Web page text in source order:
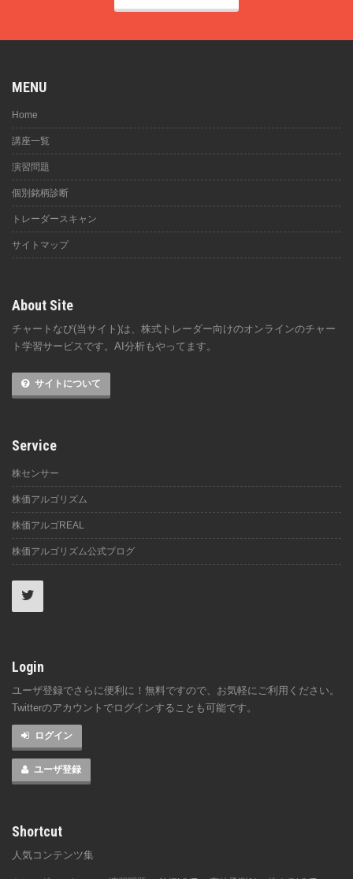
MENU
Home
講座一覧
演習問題
個別銘柄診断
トレーダースキャン
サイトマップ
About Site
チャートなび(当サイト)は、株式トレーダー向けのオンラインのチャー
ト学習サービスです。AI分析もやってます。
サイトについて
Service
株センサー
株価アルゴリズム
株価アルゴREAL
株価アルゴリズム公式ブログ
Login
ユーザ登録でさらに便利に！無料ですので、お気軽にご利用ください。
Twitterのアカウントでログインすることも可能です。
ログイン
ユーザ登録
Shortcut
人気コンテンツ集